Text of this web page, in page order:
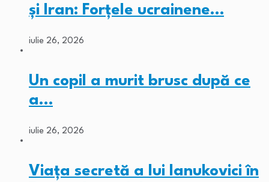
și Iran: Forțele ucrainene…
iulie 26, 2026
Un copil a murit brusc după ce
a…
iulie 26, 2026
Viața secretă a lui Ianukovici în